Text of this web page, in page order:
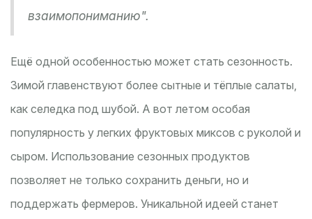
взаимопониманию".
Ещё одной особенностью может стать сезонность.
Зимой главенствуют более сытные и тёплые салаты,
как селедка под шубой. А вот летом особая
популярность у легких фруктовых миксов с руколой и
сыром. Использование сезонных продуктов
позволяет не только сохранить деньги, но и
поддержать фермеров. Уникальной идеей станет